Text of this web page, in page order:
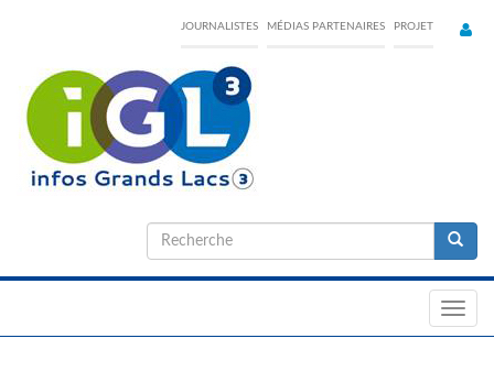
content
JOURNALISTES MÉDIAS PARTENAIRES PROJET
Formulaire
de